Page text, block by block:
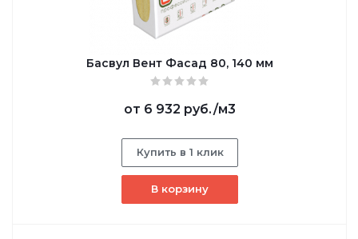
Басвул Вент Фасад 80, 140 мм
от 6 932 руб./м3
Купить в 1 клик
В корзину